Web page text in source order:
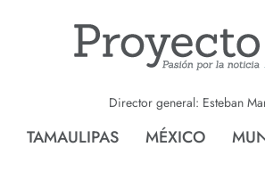
Director general: Esteban
TAMAULIPAS MÉXICO